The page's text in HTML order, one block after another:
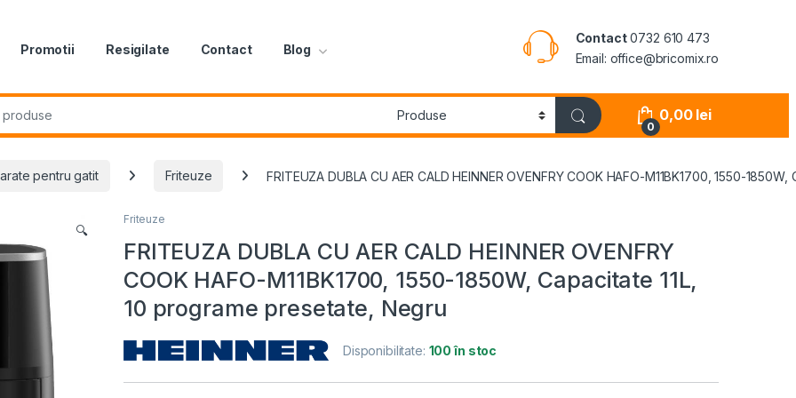
Promotii Resigilate Contact Blog
Contact0732 610 473
Email: office@bricomix.ro
0
0,00 lei
pentru gatit Friteuze FRITEUZA DUBLA CU AER CALD HEINNER OVENFRY COOK HAFO-M11BK1700, 1550-
🔍
Friteuze
FRITEUZA DUBLA CU AER CALD HEINNER OVENFRY
COOK HAFO-M11BK1700, 1550-1850W, Capacitate 11L,
10 programe presetate, Negru
Disponibilitate: 100 în stoc